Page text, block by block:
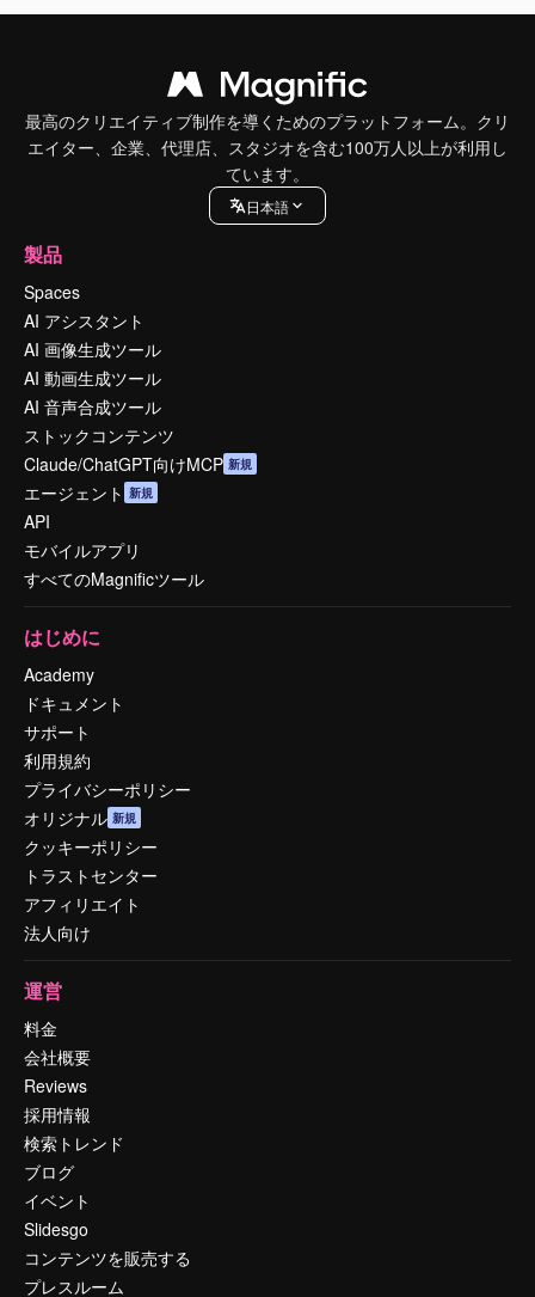
最高のクリエイティブ制作を導くためのプラットフォーム。クリ
エイター、企業、代理店、スタジオを含む100万人以上が利用し
ています。
日本語
製品
Spaces
AI アシスタント
AI 画像生成ツール
AI 動画生成ツール
AI 音声合成ツール
ストックコンテンツ
Claude/ChatGPT向けMCP 新規
エージェント 新規
API
モバイルアプリ
すべてのMagnificツール
はじめに
Academy
ドキュメント
サポート
利用規約
プライバシーポリシー
オリジナル 新規
クッキーポリシー
トラストセンター
アフィリエイト
法人向け
運営
料金
会社概要
Reviews
採用情報
検索トレンド
ブログ
イベント
Slidesgo
コンテンツを販売する
プレスルーム